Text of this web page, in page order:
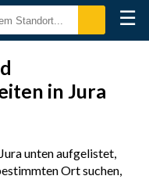
☰
in Jura
unten aufgelistet,
Ort suchen,